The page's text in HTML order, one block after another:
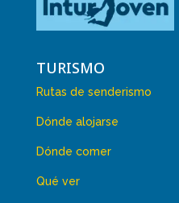
TURISMO
Rutas de senderismo
Dónde alojarse
Dónde comer
Qué ver